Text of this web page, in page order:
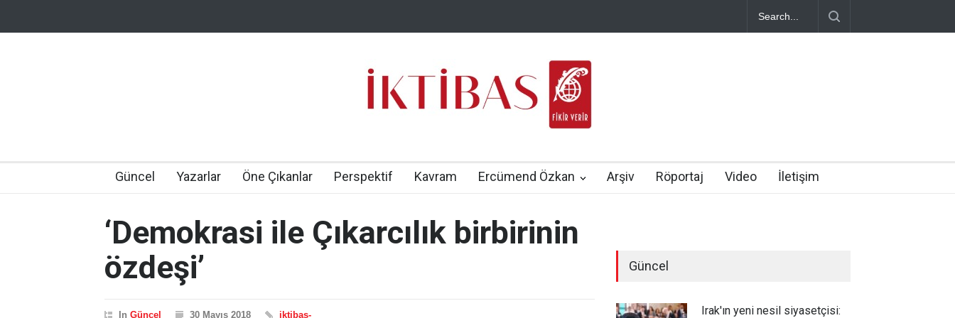
Güncel Yazarlar Öne Çıkanlar Perspektif Kavram Ercümend Özkan Arşiv Röportaj Video İletişim
‘Demokrasi ile Çıkarcılık birbirinin
özdeşi’
In Güncel 30 Mayıs 2018 iktibas-
Güncel
Irak'ın yeni nesil siyasetçisi: